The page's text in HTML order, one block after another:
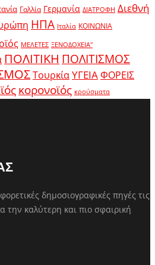
Γαλλία Γερμανία ΔΙΑΤΡΟΦΗ Διεθνή
ΗΠΑ Ιταλία ΚΟΙΝΩΝΙΑ
ΜΕΛΕΤΕΣ ΞΕΝΟΔΟΧΕΙΑ"
ΠΟΛΙΤΙΚΗ ΠΟΛΙΤΙΣΜΟΣ
ΤουρκίαΥΓΕΙΑΦΟΡΕΙΣ
κορονοϊός κρούσματα
δημοσιογραφικές πηγές τις
την καλύτερη και πιο σφαιρική